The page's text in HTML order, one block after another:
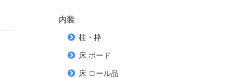
内装
柱・枠
床 ボード
床 ロール品